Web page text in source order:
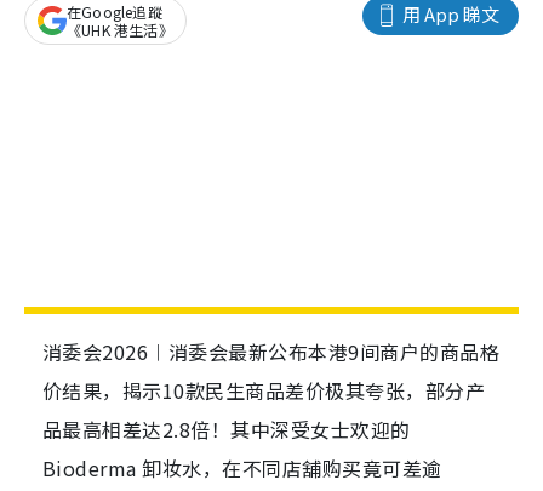
用 App 睇文
在Google追蹤
《UHK 港生活》
消委会2026︱消委会最新公布本港9间商户的商品格
价结果，揭示10款民生商品差价极其夸张，部分产
品最高相差达2.8倍！其中深受女士欢迎的
Bioderma 卸妆水，在不同店舖购买竟可差逾